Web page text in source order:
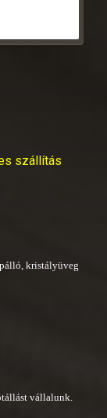
szállítás
kristályüveg
vállalunk.